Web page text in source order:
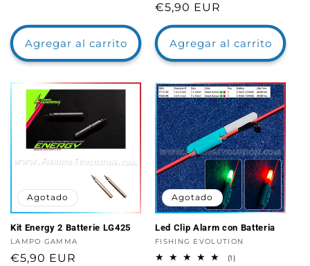
Agregar al carrito
Precio
habitual
€5,90 EUR
Agregar al carrito
Agotado
Kit Energy 2 Batterie LG425
Proveedor:
LAMPO GAMMA
Precio
€5,90 EUR
Agotado
Led Clip Alarm con Batteria
Proveedor:
FISHING EVOLUTION
(1)1